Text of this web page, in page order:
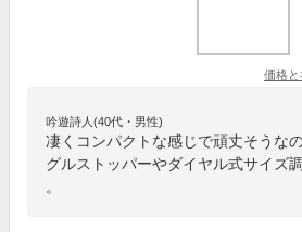
価格と
吟遊詩人(40代・男性)
凄くコンパクトな感じで頑丈そうな
グルストッパーやダイヤル式サイズ
。